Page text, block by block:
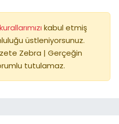
kabul etmiş
üstleniyorsunuz.
Zebra | Gerçeğin
tutulamaz.